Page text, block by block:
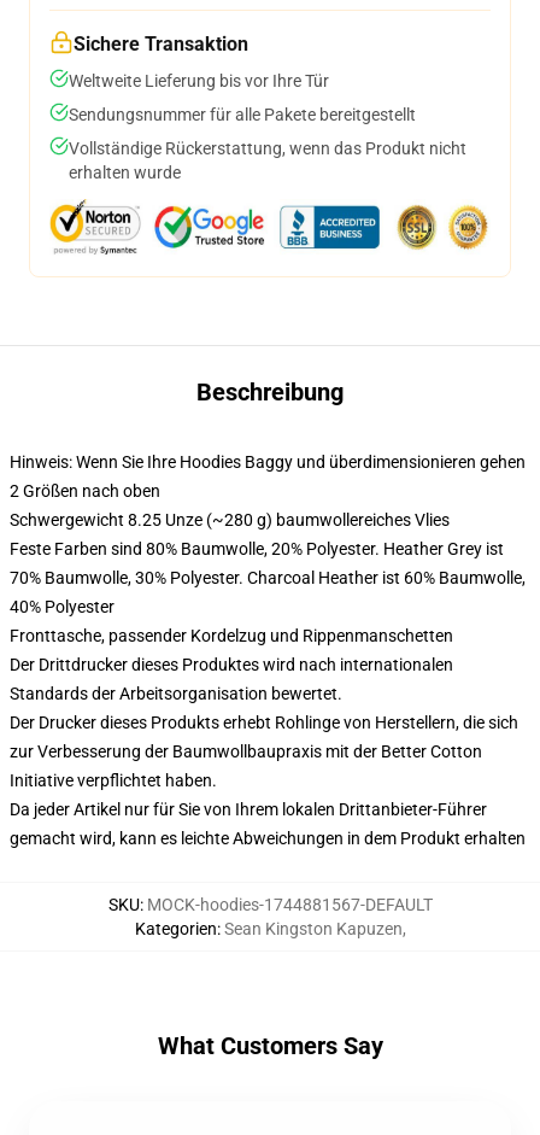
Sichere Transaktion
Weltweite Lieferung bis vor Ihre Tür
Sendungsnummer für alle Pakete bereitgestellt
Vollständige Rückerstattung, wenn das Produkt nicht
erhalten wurde
Beschreibung
Hinweis: Wenn Sie Ihre Hoodies Baggy und überdimensionieren gehen
2 Größen nach oben
Schwergewicht 8.25 Unze (~280 g) baumwollereiches Vlies
Feste Farben sind 80% Baumwolle, 20% Polyester. Heather Grey ist
70% Baumwolle, 30% Polyester. Charcoal Heather ist 60% Baumwolle,
40% Polyester
Fronttasche, passender Kordelzug und Rippenmanschetten
Der Drittdrucker dieses Produktes wird nach internationalen
Standards der Arbeitsorganisation bewertet.
Der Drucker dieses Produkts erhebt Rohlinge von Herstellern, die sich
zur Verbesserung der Baumwollbaupraxis mit der Better Cotton
Initiative verpflichtet haben.
Da jeder Artikel nur für Sie von Ihrem lokalen Drittanbieter-Führer
gemacht wird, kann es leichte Abweichungen in dem Produkt erhalten
SKU: MOCK-hoodies-1744881567-DEFAULT
Kategorien:Sean Kingston Kapuzen,
What Customers Say